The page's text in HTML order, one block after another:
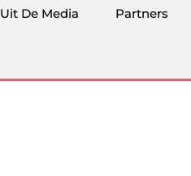
Uit De Media Partners